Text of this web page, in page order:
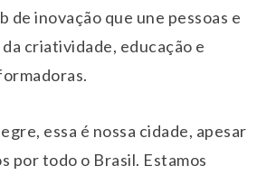
de inovação que une pessoas e
criatividade, educação e
essa é nossa cidade, apesar
por todo o Brasil. Estamos